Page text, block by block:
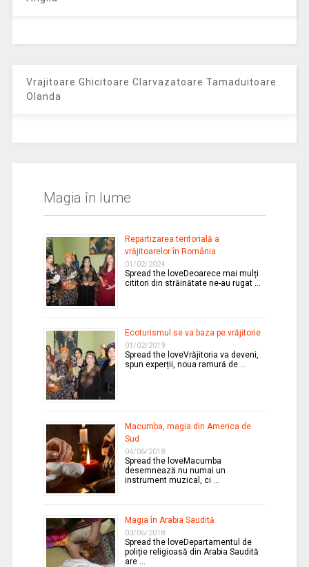
Vrajitoare Ghicitoare Clarvazatoare Tamaduitoare
Olanda
Magia în lume
Repartizarea teritorială a
vrăjitoarelor în România
01/02/2024
Spread the loveDeoarece mai mulți
cititori din străinătate ne-au rugat …
Ecoturismul se va baza pe vrăjitorie
01/02/2019
Spread the loveVrăjitoria va deveni,
spun experții, noua ramură de …
Macumba, magia din America de
Sud
04/06/2018
Spread the loveMacumba
desemnează nu numai un
instrument muzical, ci …
Magia în Arabia Saudită
03/06/2018
Spread the loveDepartamentul de
poliție religioasă din Arabia Saudită
are …